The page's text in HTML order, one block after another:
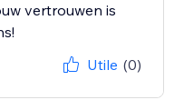
vertrouwen is
Utile (0)